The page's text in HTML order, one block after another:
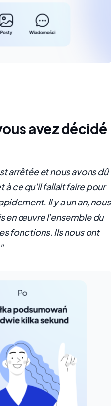
avez décidé
arrêtée et nous avons dû
à ce qu'il fallait faire pour
Il y a un an, nous
en œuvre l'ensemble du
fonctions. Ils nous ont